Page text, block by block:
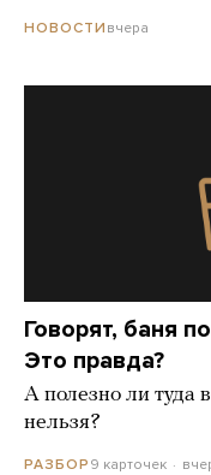
НОВОСТИ вчера
Говорят, баня
Это правда?
А полезно ли туда
нельзя?
РАЗБОР 9 карточек